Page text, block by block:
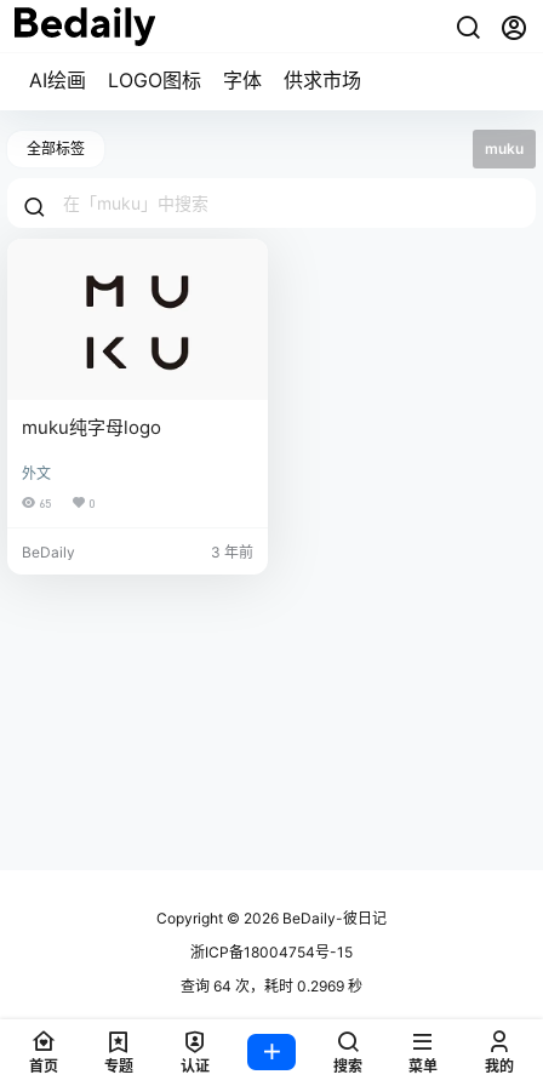
AI绘画 LOGO图标 字体 供求市场
全部标签 muku
muku纯字母logo
外文
65 0
BeDaily 3 年前
Copyright © 2026 BeDaily-彼日记
浙ICP备18004754号-15
查询 64 次，耗时 0.2969 秒
首页 专题 认证 搜索 菜单 我的